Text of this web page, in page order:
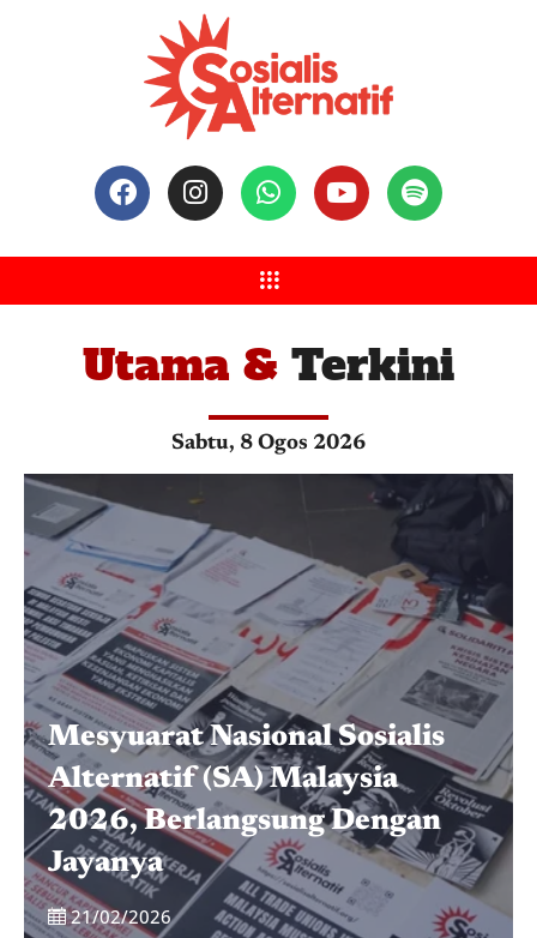
Utama & Terkini
Sabtu, 8 Ogos 2026
Mesyuarat Nasional Sosialis
Alternatif (SA) Malaysia
2026, Berlangsung Dengan
Jayanya
21/02/2026